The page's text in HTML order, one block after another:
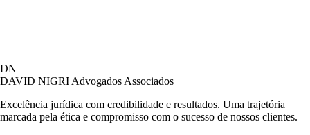
DN
DAVID NIGRI Advogados Associados
Excelência jurídica com credibilidade e resultados. Uma trajetória
marcada pela ética e compromisso com o sucesso de nossos clientes.
Online agora